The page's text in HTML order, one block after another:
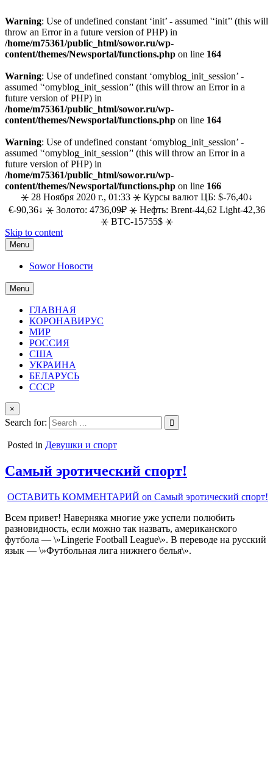
Warning: Use of undefined constant ‘init’ - assumed '‘init’' (this will
throw an Error in a future version of PHP) in
/home/m75361/public_html/sowor.ru/wp-
content/themes/Newsportal/functions.php on line 164
Warning: Use of undefined constant ‘omyblog_init_session’ -
assumed '‘omyblog_init_session’' (this will throw an Error in a
future version of PHP) in
/home/m75361/public_html/sowor.ru/wp-
content/themes/Newsportal/functions.php on line 164
Warning: Use of undefined constant ‘omyblog_init_session’ -
assumed '‘omyblog_init_session’' (this will throw an Error in a
future version of PHP) in
/home/m75361/public_html/sowor.ru/wp-
content/themes/Newsportal/functions.php on line 166
⚹ 28 Ноября 2020 г., 01:33 ⚹ Курсы валют ЦБ: $-76,40↓
€-90,36↓ ⚹ Золото: 4736,09₽ ⚹ Нефть: Brent-44,62 Light-42,36
⚹ BTC-15755$ ⚹
Skip to content
Menu
Sowor Новости
Menu
ГЛАВНАЯ
КОРОНАВИРУС
МИР
РОССИЯ
США
УКРАИНА
БЕЛАРУСЬ
СССР
×
Search for:
Posted in Девушки и спорт
Самый эротический спорт!
ОСТАВИТЬ КОММЕНТАРИЙ on Самый эротический спорт!
Всем привет! Наверняка многие уже успели полюбить
разновидность, если можно так назвать, американского
футбола — \»Lingerie Football League\». В переводе на русский
язык — \»Футбольная лига нижнего белья\».